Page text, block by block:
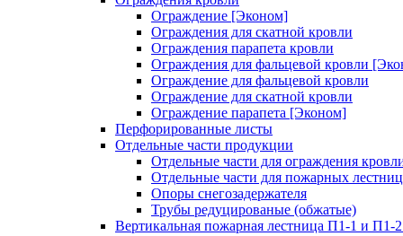
Ограждение [Эконом]
Ограждения для скатной кровли
Ограждения парапета кровли
Ограждения для фальцевой кровли
Ограждение для фальцевой кровли
Ограждение для скатной кровли
Ограждение парапета [Эконом]
Перфорированные листы
Отдельные части продукции
Отдельные части для ограждения
Отдельные части для пожарных лестниц
Опоры снегозадержателя
Трубы редуцированые (обжатые)
Вертикальная пожарная лестница П1-1 и